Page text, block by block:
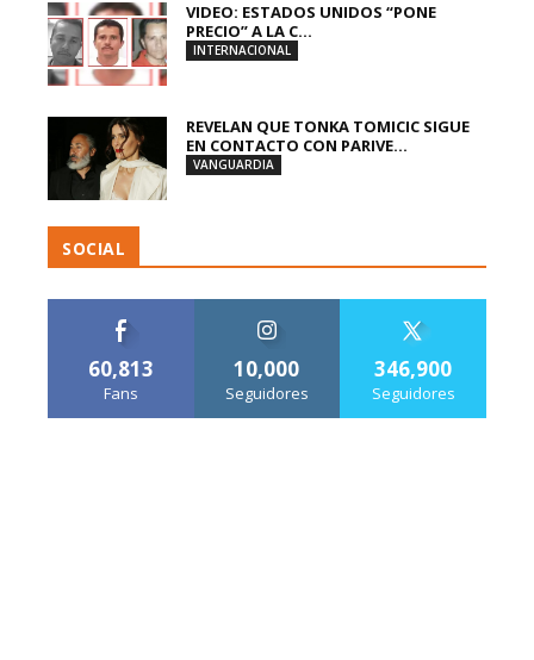
VIDEO: ESTADOS UNIDOS “PONE
PRECIO” A LA C...
INTERNACIONAL
REVELAN QUE TONKA TOMICIC SIGUE
EN CONTACTO CON PARIVE...
VANGUARDIA
SOCIAL
60,813
Fans
10,000
Seguidores
346,900
Seguidores